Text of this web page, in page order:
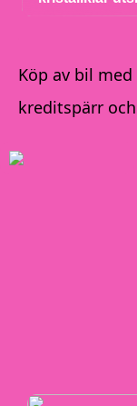
Köp av bil
kreditspärr